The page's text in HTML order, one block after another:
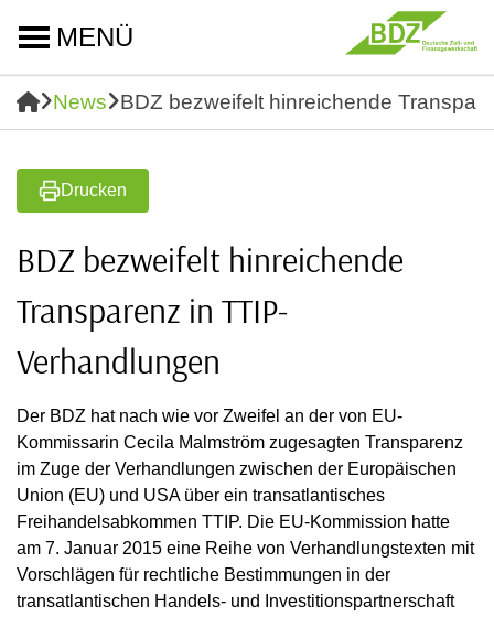
MENÜ
News BDZ bezweifelt hinreichende
Drucken
BDZ bezweifelt hinreichende
Transparenz in TTIP-
Verhandlungen
Der BDZ hat nach wie vor Zweifel an der von EU-
Kommissarin Cecila Malmström zugesagten Transparenz
im Zuge der Verhandlungen zwischen der Europäischen
Union (EU) und USA über ein transatlantisches
Freihandelsabkommen TTIP. Die EU-Kommission hatte
am 7. Januar 2015 eine Reihe von Verhandlungstexten mit
Vorschlägen für rechtliche Bestimmungen in der
transatlantischen Handels- und Investitionspartnerschaft